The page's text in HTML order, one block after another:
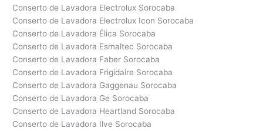
Conserto de Lavadora Electrolux Sorocaba
Conserto de Lavadora Electrolux Icon Sorocaba
Conserto de Lavadora Élica Sorocaba
Conserto de Lavadora Esmaltec Sorocaba
Conserto de Lavadora Faber Sorocaba
Conserto de Lavadora Frigidaire Sorocaba
Conserto de Lavadora Gaggenau Sorocaba
Conserto de Lavadora Ge Sorocaba
Conserto de Lavadora Heartland Sorocaba
Conserto de Lavadora Ilve Sorocaba